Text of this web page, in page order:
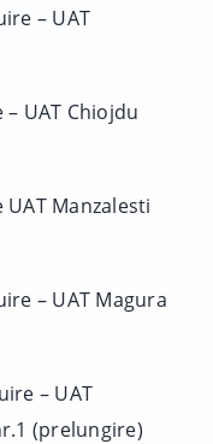
– UAT
UAT Chiojdu
Manzalesti
– UAT Magura
– UAT
(prelungire)